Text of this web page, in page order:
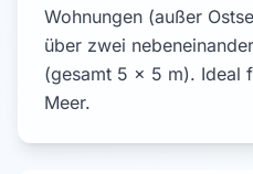
Wohnungen (außer
über zwei
(gesamt 5 × 5 m). Ideal
Meer.